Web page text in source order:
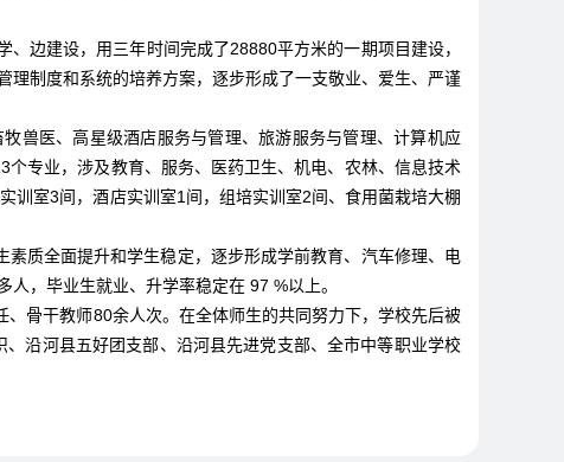
边建设，用三年时间完成了28880平方米的一期项目建设，
制度和系统的培养方案，逐步形成了一支敬业、爱生、严谨
兽医、高星级酒店服务与管理、旅游服务与管理、计算机应
专业，涉及教育、服务、医药卫生、机电、农林、信息技术
训室3间，酒店实训室1间，组培实训室2间、食用菌栽培大棚
质全面提升和学生稳定，逐步形成学前教育、汽车修理、电
，毕业生就业、升学率稳定在 97 %以上。
骨干教师80余人次。在全体师生的共同努力下，学校先后被
沿河县五好团支部、沿河县先进党支部、全市中等职业学校